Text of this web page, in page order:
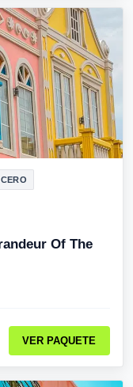
Of The
VER PAQUETE